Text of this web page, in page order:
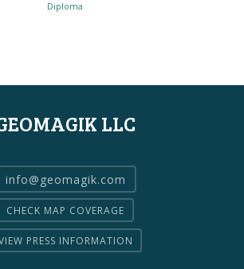
Diploma
LLC
info@geomagik.com
CHECK MAP COVERAGE
PRESS INFORMATION